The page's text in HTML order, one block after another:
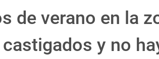
de verano en la
y no